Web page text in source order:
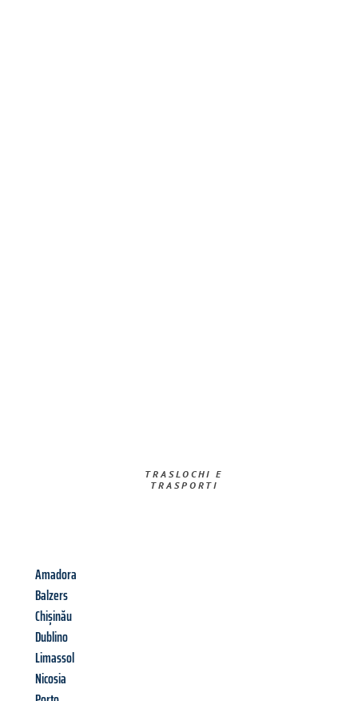
TRASLOCHI E
TRASPORTI​
Amadora
Balzers
Chișinău
Dublino
Limassol
Nicosia